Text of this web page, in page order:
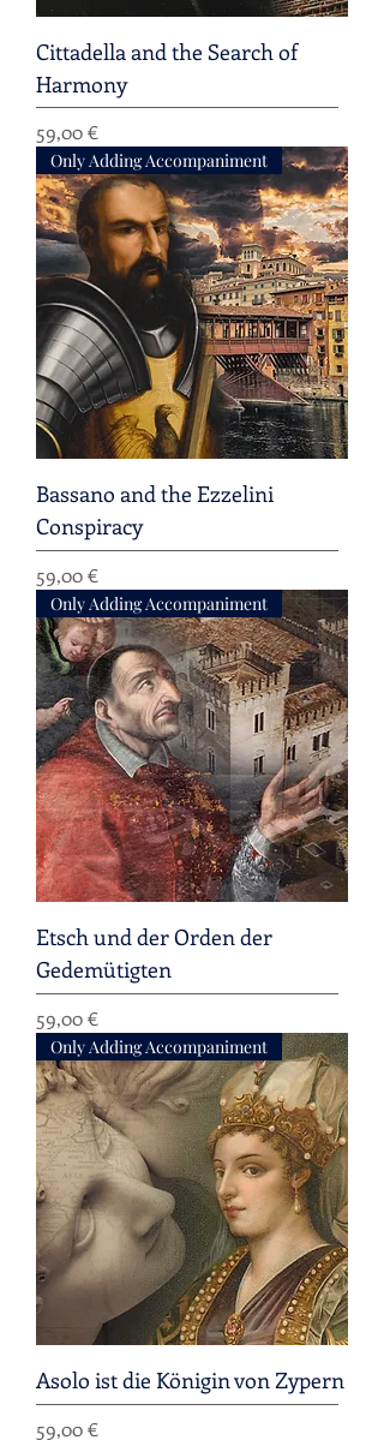
Cittadella and the Search of
Harmony
Preis
59,00 €
Only Adding Accompaniment
Bassano and the Ezzelini
Conspiracy
Preis
59,00 €
Only Adding Accompaniment
Etsch und der Orden der
Gedemütigten
Preis
59,00 €
Only Adding Accompaniment
Asolo ist die Königin von Zypern
Preis
59,00 €